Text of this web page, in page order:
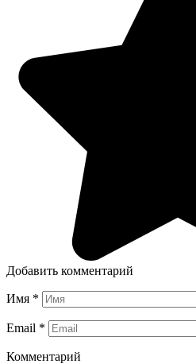
Добавить комментарий
Имя *
Email *
Комментарий